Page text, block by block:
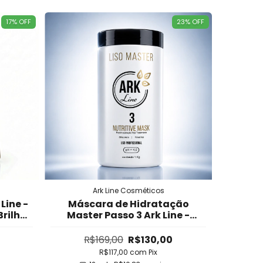
17% OFF
-
23% OFF
Ark Line Cosméticos
Máscara de Hidratação
Master Passo 3 Ark Line -
Reparação e Reconstrução
para Cabelos Loiros,
Danificados e Fragilizados
R$169,00 R$130,00
R$117,00 com Pix